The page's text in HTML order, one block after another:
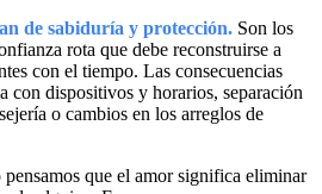
de sabiduría y protección. Son los
rota que debe reconstruirse a
con el tiempo. Las consecuencias
con dispositivos y horarios, separación
o cambios en los arreglos de
que el amor significa eliminar